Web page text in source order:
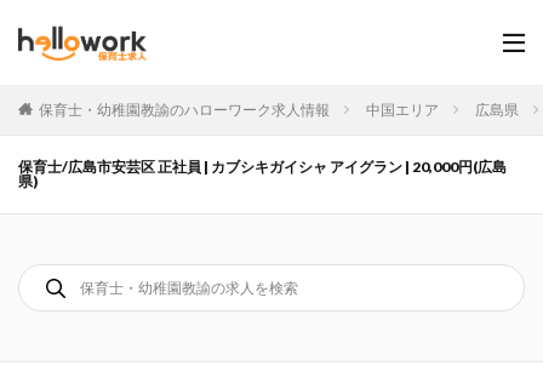
保育士・幼稚園教諭のハローワーク求人情報 中国エリア 広島県
保育士/広島市安芸区 正社員 | カブシキガイシャ アイグラン | 20,000円(広島
県)